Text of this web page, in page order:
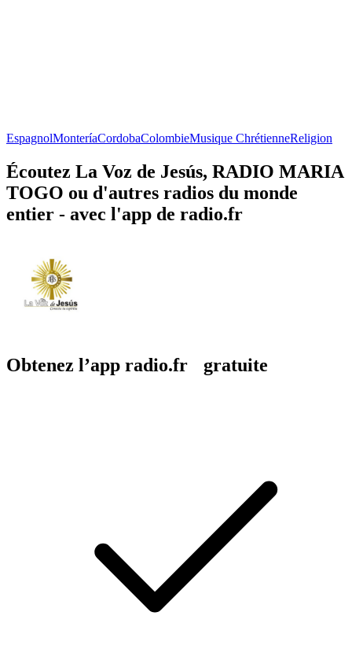
EspagnolMonteríaCordobaColombieMusique ChrétienneReligion
Écoutez La Voz de Jesús, RADIO MARIA
TOGO ou d'autres radios du monde
entier - avec l'app de radio.fr
Obtenez l’app radio.fr gratuite